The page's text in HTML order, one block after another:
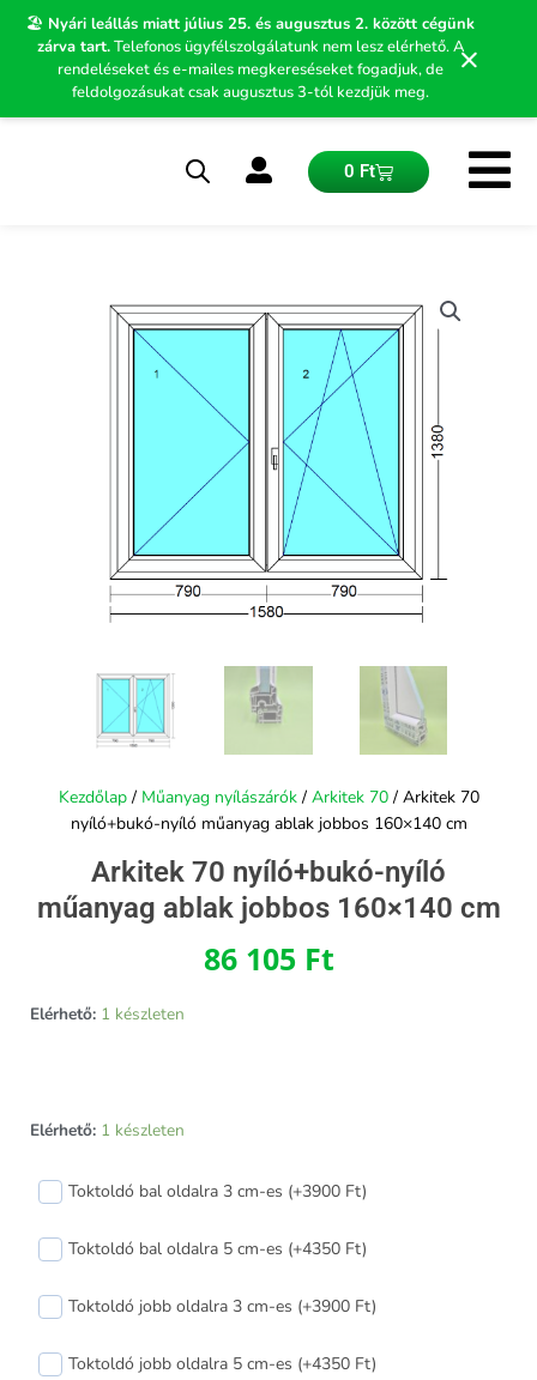
🏖️ Nyári leállás miatt július 25. és augusztus 2. között cégünk
zárva tart.Telefonos ügyfélszolgálatunk nem lesz elérhető. A
rendeléseket és e-mailes megkereséseket fogadjuk, de
feldolgozásukat csak augusztus 3-tól kezdjük meg.
×
Skip
0 FtKosár
Kezdőlap/ Műanyag nyílászárók/ Arkitek 70/ Arkitek 70
nyíló+bukó-nyíló műanyag ablak jobbos 160×140 cm
Arkitek 70 nyíló+bukó-nyíló
műanyag ablak jobbos 160×140 cm
86 105 Ft
Elérhető: 1 készleten
Elérhető: 1 készleten
Toktoldó bal oldalra 3 cm-es (+3900 Ft)
Toktoldó bal oldalra 5 cm-es (+4350 Ft)
Toktoldó jobb oldalra 3 cm-es (+3900 Ft)
Toktoldó jobb oldalra 5 cm-es (+4350 Ft)
Arkitek
nyíló+bukó-
nyíló
műanyag
ablak
160x140
mennyiség